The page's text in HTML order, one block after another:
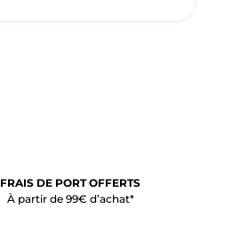
FRAIS DE PORT OFFERTS
À partir de 99€ d’achat*